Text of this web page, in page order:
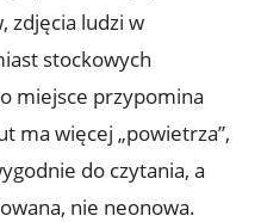
zdjęcia ludzi w
stockowych
miejsce przypomina
ma więcej „powietrza”,
do czytania, a
nie neonowa.